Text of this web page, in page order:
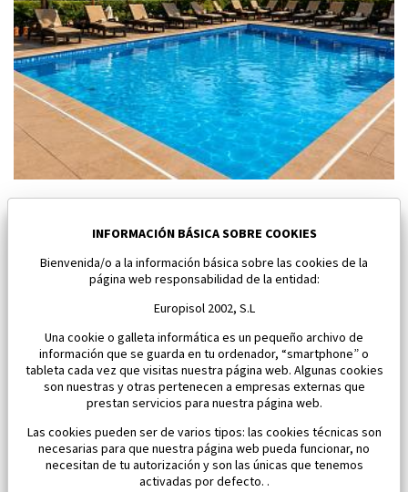
Los Alcazares
Dormitorios:2 Área:59 M2
163 000 €
INFORMACIÓN BÁSICA SOBRE COOKIES
Bienvenida/o a la información básica sobre las cookies de la
página web responsabilidad de la entidad:
Europisol 2002, S.L
Una cookie o galleta informática es un pequeño archivo de
información que se guarda en tu ordenador, “smartphone” o
tableta cada vez que visitas nuestra página web. Algunas cookies
son nuestras y otras pertenecen a empresas externas que
prestan servicios para nuestra página web.
Las cookies pueden ser de varios tipos: las cookies técnicas son
necesarias para que nuestra página web pueda funcionar, no
necesitan de tu autorización y son las únicas que tenemos
activadas por defecto. .